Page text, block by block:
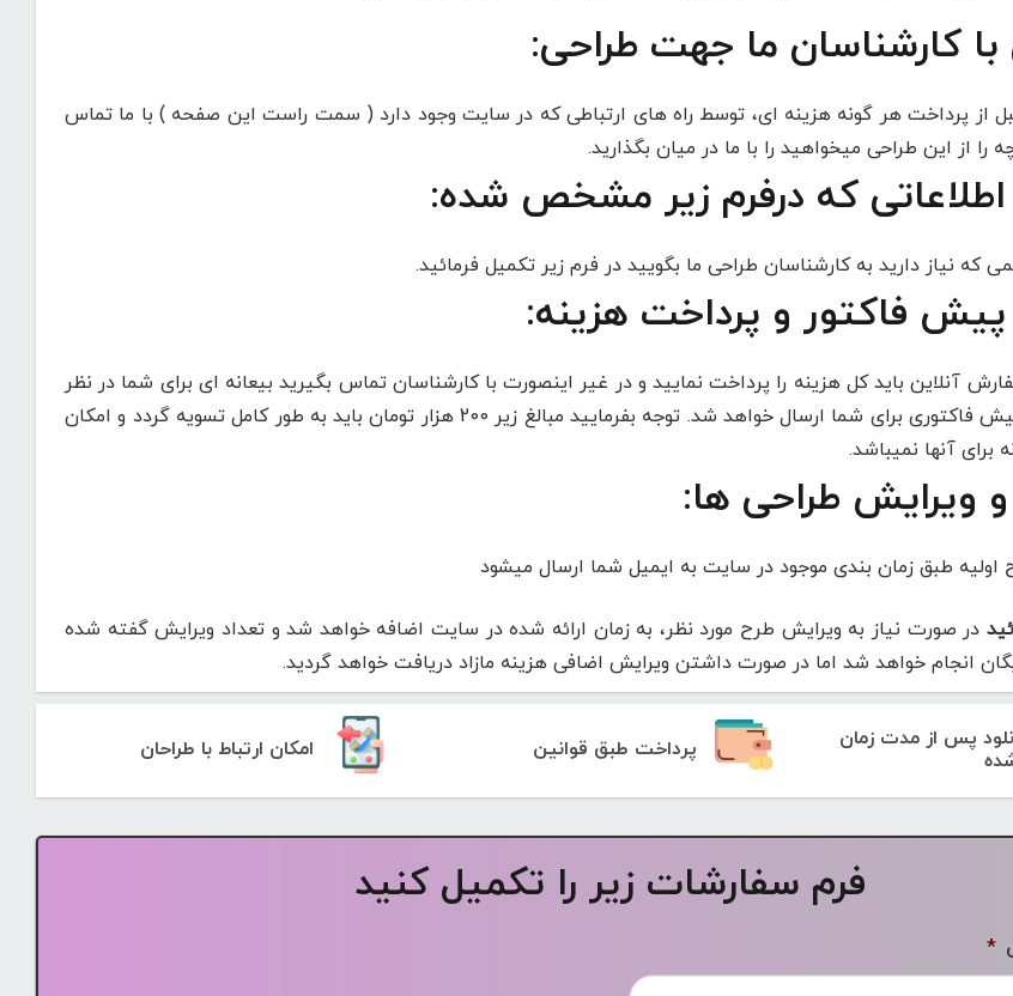
کارشناسان ما جهت طراحی:
از پرداخت هر گونه هزینه ای، توسط راه های ارتباطی که در سایت وجود دارد ( سمت راست این صفحه ) با ما تماس
را از این طراحی میخواهید را با ما در میان بگذارید.
اطلاعاتی که درفرم زیر مشخص شده:
که نیاز دارید به کارشناسان طراحی ما بگویید در فرم زیر تکمیل فرمائید.
پیش فاکتور و پرداخت هزینه:
آنلاین باید کل هزینه را پرداخت نمایید و در غیر اینصورت با کارشناسان تماس بگیرید بیعانه ای برای شما در نظر
میگیرند و پیش فاکتوری برای شما ارسال خواهد شد. توجه بفرمایید مبالغ زیر 200 هزار تومان باید به طور کامل تسویه گردد و امکان
برای آنها نمیباشد.
و ویرایش طراحی ها:
اولیه طبق زمان بندی موجود در سایت به ایمیل شما ارسال میشود
در صورت نیاز به ویرایش طرح مورد نظر، به زمان ارائه شده در سایت اضافه خواهد شد و تعداد ویرایش گفته شده
انجام خواهد شد اما در صورت داشتن ویرایش اضافی هزینه مازاد دریافت خواهد گردید.
پس از مدت زمان
پرداخت طبق قوانین امکان ارتباط با طراحان
فرم سفارشات زیر را تکمیل کنید
*